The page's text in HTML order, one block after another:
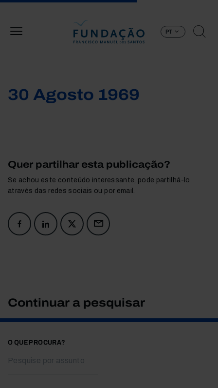
PT
30 Agosto 1969
Quer partilhar esta publicação?
Se achou este conteúdo interessante, pode partilhá-lo
através das redes sociais ou por email.
Continuar a pesquisar
O QUE PROCURA?